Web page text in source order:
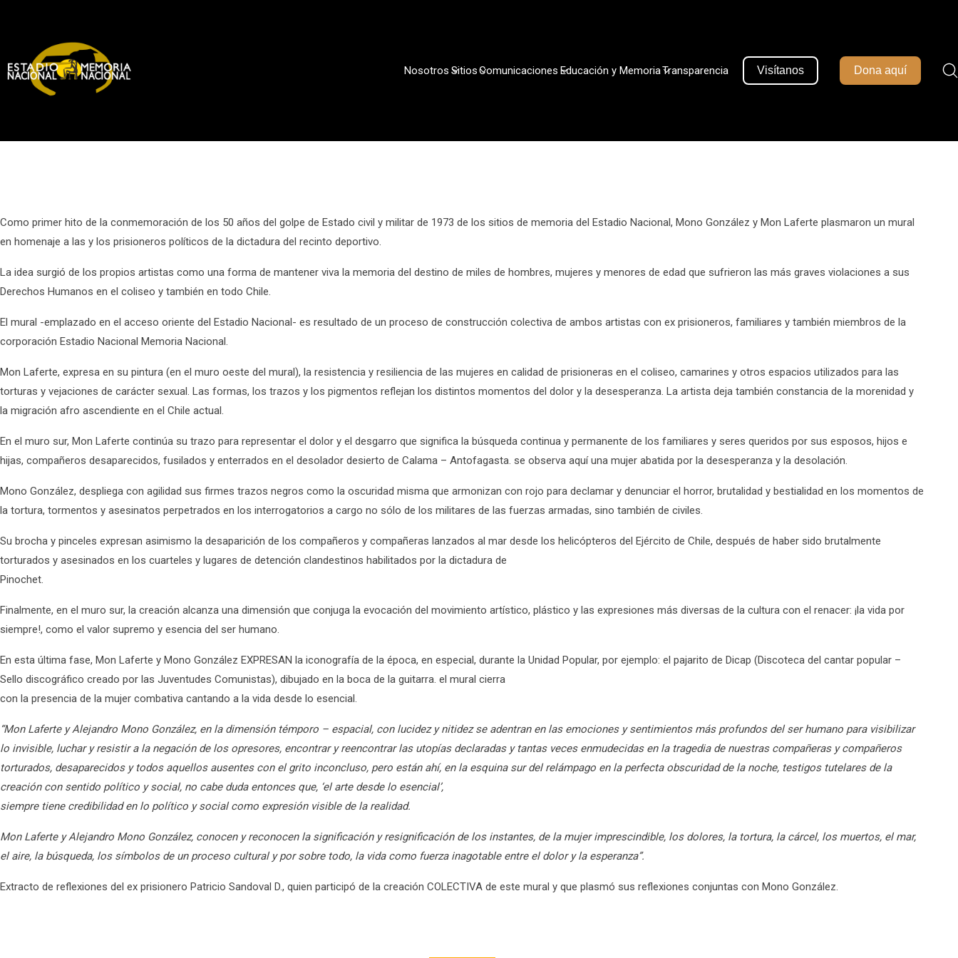
Nosotros SitiosComunicaciones Educación y MemoriaTransparencia Visítanos Dona aquí
Como primer hito de la conmemoración de los 50 años del golpe de Estado civil y militar de 1973 de los sitios de memoria del Estadio Nacional, Mono González y Mon Laferte plasmaron un mural
en homenaje a las y los prisioneros políticos de la dictadura del recinto deportivo.
La idea surgió de los propios artistas como una forma de mantener viva la memoria del destino de miles de hombres, mujeres y menores de edad que sufrieron las más graves violaciones a sus
Derechos Humanos en el coliseo y también en todo Chile.
El mural -emplazado en el acceso oriente del Estadio Nacional- es resultado de un proceso de construcción colectiva de ambos artistas con ex prisioneros, familiares y también miembros de la
corporación Estadio Nacional Memoria Nacional.
Mon Laferte, expresa en su pintura (en el muro oeste del mural), la resistencia y resiliencia de las mujeres en calidad de prisioneras en el coliseo, camarines y otros espacios utilizados para las
torturas y vejaciones de carácter sexual. Las formas, los trazos y los pigmentos reflejan los distintos momentos del dolor y la desesperanza. La artista deja también constancia de la morenidad y
la migración afro ascendiente en el Chile actual.
En el muro sur, Mon Laferte continúa su trazo para representar el dolor y el desgarro que significa la búsqueda continua y permanente de los familiares y seres queridos por sus esposos, hijos e
hijas, compañeros desaparecidos, fusilados y enterrados en el desolador desierto de Calama – Antofagasta. se observa aquí una mujer abatida por la desesperanza y la desolación.
Mono González, despliega con agilidad sus firmes trazos negros como la oscuridad misma que armonizan con rojo para declamar y denunciar el horror, brutalidad y bestialidad en los momentos de
la tortura, tormentos y asesinatos perpetrados en los interrogatorios a cargo no sólo de los militares de las fuerzas armadas, sino también de civiles.
Su brocha y pinceles expresan asimismo la desaparición de los compañeros y compañeras lanzados al mar desde los helicópteros del Ejército de Chile, después de haber sido brutalmente
torturados y asesinados en los cuarteles y lugares de detención clandestinos habilitados por la dictadura de
Pinochet.
Finalmente, en el muro sur, la creación alcanza una dimensión que conjuga la evocación del movimiento artístico, plástico y las expresiones más diversas de la cultura con el renacer: ¡la vida por
siempre!, como el valor supremo y esencia del ser humano.
En esta última fase, Mon Laferte y Mono González EXPRESAN la iconografía de la época, en especial, durante la Unidad Popular, por ejemplo: el pajarito de Dicap (Discoteca del cantar popular –
Sello discográfico creado por las Juventudes Comunistas), dibujado en la boca de la guitarra. el mural cierra
con la presencia de la mujer combativa cantando a la vida desde lo esencial.
“Mon Laferte y Alejandro Mono González, en la dimensión témporo – espacial, con lucidez y nitidez se adentran en las emociones y sentimientos más profundos del ser humano para visibilizar
lo invisible, luchar y resistir a la negación de los opresores, encontrar y reencontrar las utopías declaradas y tantas veces enmudecidas en la tragedia de nuestras compañeras y compañeros
torturados, desaparecidos y todos aquellos ausentes con el grito inconcluso, pero están ahí, en la esquina sur del relámpago en la perfecta obscuridad de la noche, testigos tutelares de la
creación con sentido político y social, no cabe duda entonces que, ‘el arte desde lo esencial’,
siempre tiene credibilidad en lo político y social como expresión visible de la realidad.
Mon Laferte y Alejandro Mono González, conocen y reconocen la significación y resignificación de los instantes, de la mujer imprescindible, los dolores, la tortura, la cárcel, los muertos, el mar,
el aire, la búsqueda, los símbolos de un proceso cultural y por sobre todo, la vida como fuerza inagotable entre el dolor y la esperanza”.
Extracto de reflexiones del ex prisionero Patricio Sandoval D., quien participó de la creación COLECTIVA de este mural y que plasmó sus reflexiones conjuntas con Mono González.